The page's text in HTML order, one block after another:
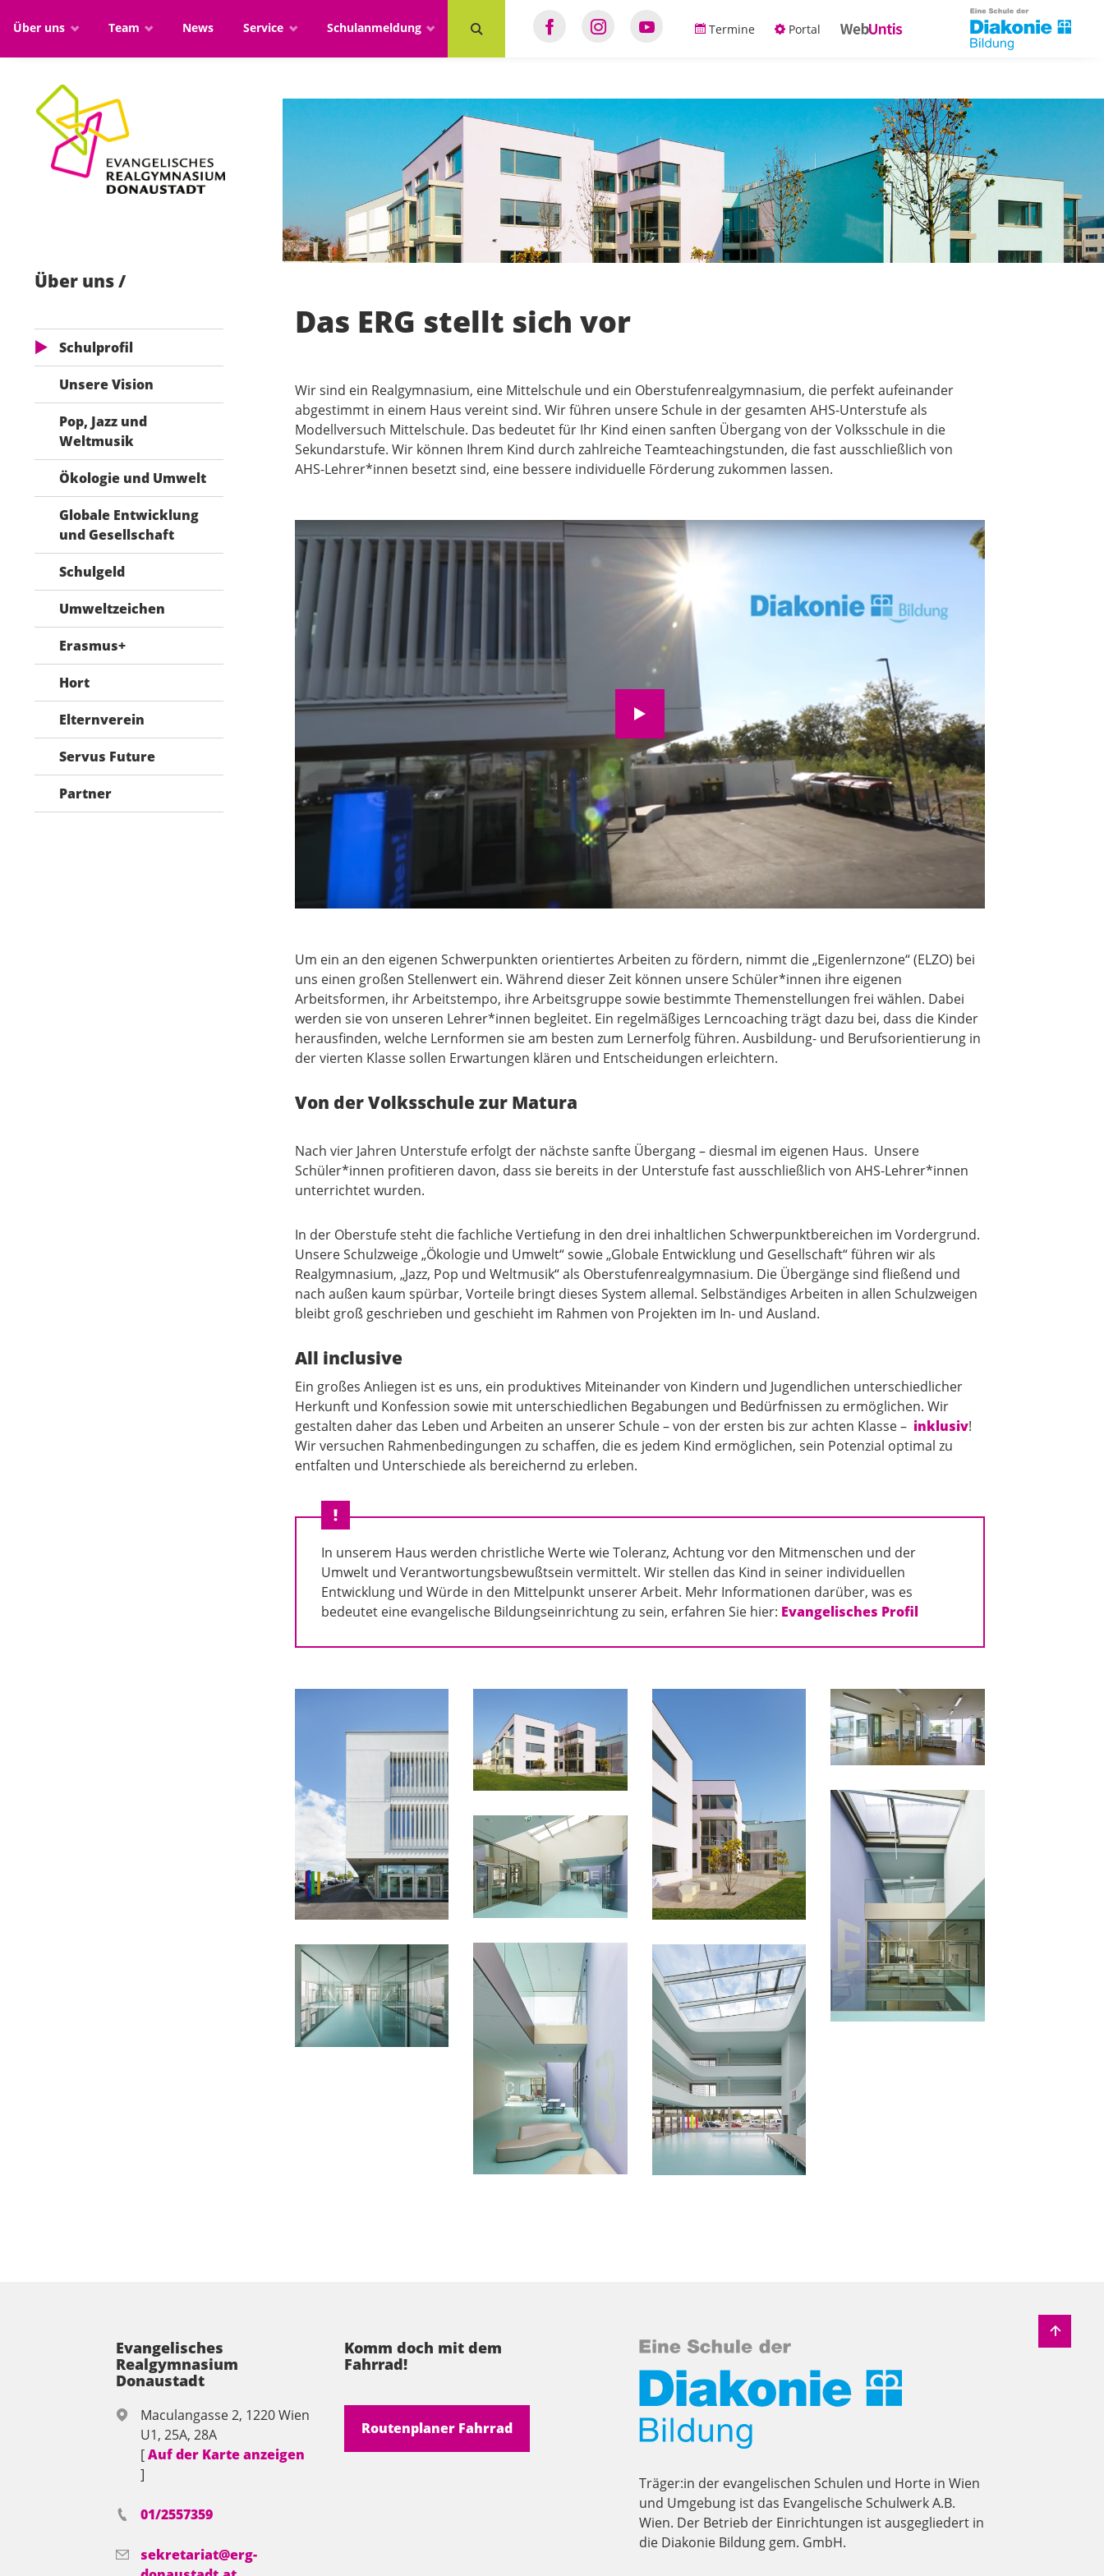
Über uns Team News Service Schulanmeldung Termine Portal
Über uns
Schulprofil
Unsere Vision
Pop, Jazz und
Weltmusik
Ökologie und Umwelt
Globale Entwicklung
und Gesellschaft
Schulgeld
Umweltzeichen
Erasmus+
Hort
Elternverein
Servus Future
Partner
Das ERG stellt sich vor
Wir sind ein Realgymnasium, eine Mittelschule und ein Oberstufenrealgymnasium, die perfekt aufeinander
abgestimmt in einem Haus vereint sind. Wir führen unsere Schule in der gesamten AHS-Unterstufe als
Modellversuch Mittelschule. Das bedeutet für Ihr Kind einen sanften Übergang von der Volksschule in die
Sekundarstufe. Wir können Ihrem Kind durch zahlreiche Teamteachingstunden, die fast ausschließlich von
AHS-Lehrer*innen besetzt sind, eine bessere individuelle Förderung zukommen lassen.
Wir möchten Sie darauf hinweisen, dass nach
der Aktivierung Daten an Youtube übermittelt
werden.
Zur Datenschutzerklärung
Video aktivieren
Um ein an den eigenen Schwerpunkten orientiertes Arbeiten zu fördern, nimmt die „Eigenlernzone“ (ELZO) bei
uns einen großen Stellenwert ein. Während dieser Zeit können unsere Schüler*innen ihre eigenen
Arbeitsformen, ihr Arbeitstempo, ihre Arbeitsgruppe sowie bestimmte Themenstellungen frei wählen. Dabei
werden sie von unseren Lehrer*innen begleitet. Ein regelmäßiges Lerncoaching trägt dazu bei, dass die Kinder
herausfinden, welche Lernformen sie am besten zum Lernerfolg führen. Ausbildung- und Berufsorientierung in
der vierten Klasse sollen Erwartungen klären und Entscheidungen erleichtern.
Von der Volksschule zur Matura
Nach vier Jahren Unterstufe erfolgt der nächste sanfte Übergang – diesmal im eigenen Haus. Unsere
Schüler*innen profitieren davon, dass sie bereits in der Unterstufe fast ausschließlich von AHS-Lehrer*innen
unterrichtet wurden.
In der Oberstufe steht die fachliche Vertiefung in den drei inhaltlichen Schwerpunktbereichen im Vordergrund.
Unsere Schulzweige „Ökologie und Umwelt“ sowie „Globale Entwicklung und Gesellschaft“ führen wir als
Realgymnasium, „Jazz, Pop und Weltmusik“ als Oberstufenrealgymnasium. Die Übergänge sind fließend und
nach außen kaum spürbar, Vorteile bringt dieses System allemal. Selbständiges Arbeiten in allen Schulzweigen
bleibt groß geschrieben und geschieht im Rahmen von Projekten im In- und Ausland.
All inclusive
Ein großes Anliegen ist es uns, ein produktives Miteinander von Kindern und Jugendlichen unterschiedlicher
Herkunft und Konfession sowie mit unterschiedlichen Begabungen und Bedürfnissen zu ermöglichen. Wir
gestalten daher das Leben und Arbeiten an unserer Schule – von der ersten bis zur achten Klasse – inklusiv!
Wir versuchen Rahmenbedingungen zu schaffen, die es jedem Kind ermöglichen, sein Potenzial optimal zu
entfalten und Unterschiede als bereichernd zu erleben.
In unserem Haus werden christliche Werte wie Toleranz, Achtung vor den Mitmenschen und der
Umwelt und Verantwortungsbewußtsein vermittelt. Wir stellen das Kind in seiner individuellen
Entwicklung und Würde in den Mittelpunkt unserer Arbeit. Mehr Informationen darüber, was es
bedeutet eine evangelische Bildungseinrichtung zu sein, erfahren Sie hier: Evangelisches Profil
Evangelisches
Realgymnasium
Donaustadt
Maculangasse 2, 1220 Wien
U1, 25A, 28A
[Auf der Karte anzeigen
]
01/2557359
sekretariat@erg-
Komm doch mit dem
Fahrrad!
Routenplaner Fahrrad
Träger:in der evangelischen Schulen und Horte in Wien
und Umgebung ist das Evangelische Schulwerk A.B.
Wien. Der Betrieb der Einrichtungen ist ausgegliedert in
die Diakonie Bildung gem. GmbH.